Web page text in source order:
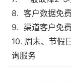
8. 客户数据免
9. 渠道客户免
10. 周末、节假
询服务